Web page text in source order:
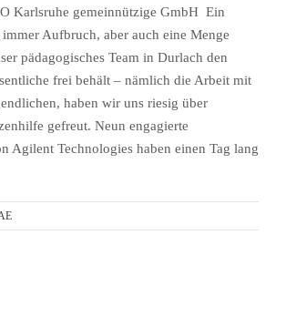
Karlsruhe gemeinnützige GmbH Ein
Aufbruch, aber auch eine Menge
pädagogisches Team in Durlach den
frei behält – nämlich die Arbeit mit
haben wir uns riesig über
gefreut. Neun engagierte
Agilent Technologies haben einen Tag lang